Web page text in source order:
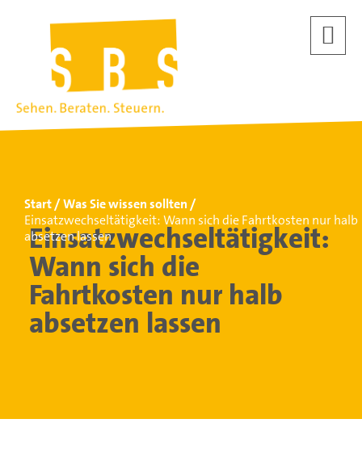
Start
Was Sie wissen sollten
Einsatzwechseltätigkeit: Wann sich die Fahrtkosten nur halb
absetzen lassen
Einsatzwechseltätigkeit:
Wann sich die
Fahrtkosten nur halb
absetzen lassen